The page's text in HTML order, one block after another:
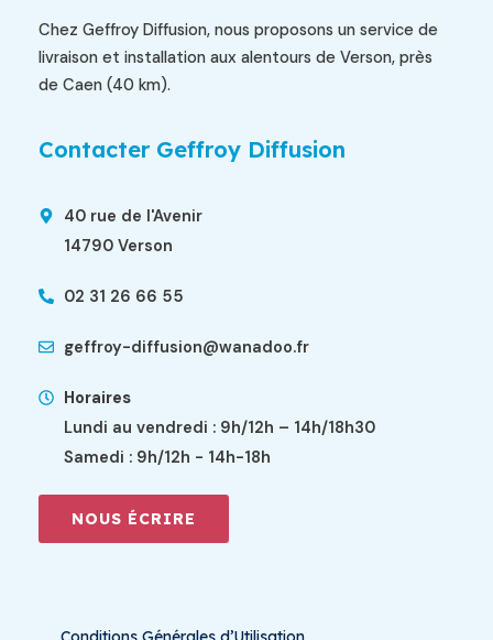
Chez Geffroy Diffusion, nous proposons un service de
livraison et installation aux alentours de Verson, près
de Caen (40 km).
Contacter Geffroy Diffusion
40 rue de l'Avenir
14790 Verson
02 31 26 66 55
geffroy-diffusion@wanadoo.fr
Horaires
Lundi au vendredi : 9h/12h – 14h/18h30
Samedi : 9h/12h - 14h-18h
NOUS ÉCRIRE